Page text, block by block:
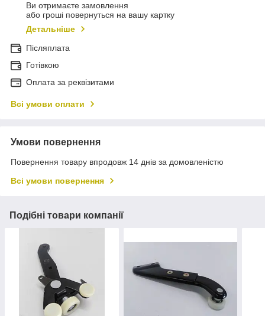
Ви отримаєте замовлення
або гроші повернуться на вашу картку
Детальніше
Післяплата
Готівкою
Оплата за реквізитами
Всі умови оплати
Умови повернення
Повернення товару впродовж 14 днів за домовленістю
Всі умови повернення
Подібні товари компанії